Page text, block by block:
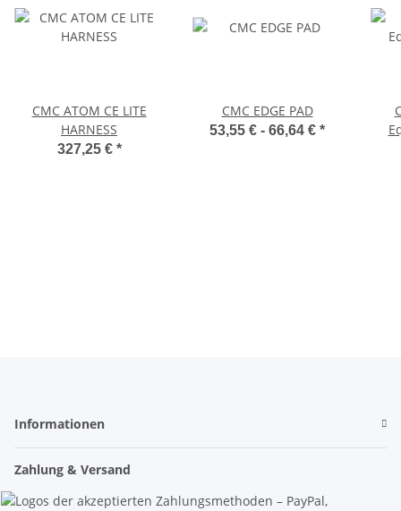
CMC ATOM CE LITE
HARNESS
327,25 € *
CMC EDGE PAD
53,55 € - 66,64 € *
Informationen
Zahlung & Versand